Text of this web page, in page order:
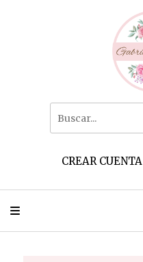
CREAR CUENTA